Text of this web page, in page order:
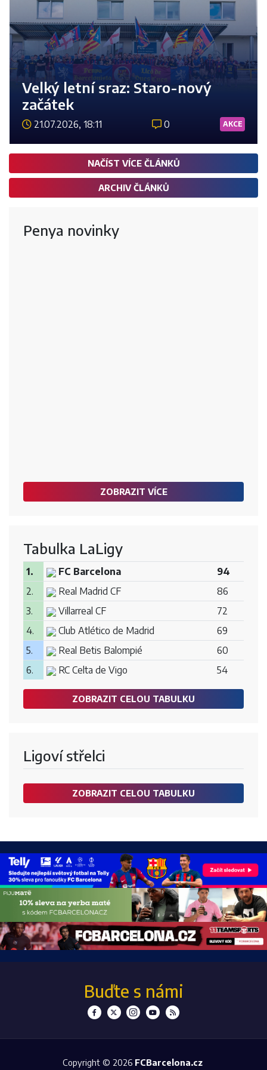
Velký letní sraz: Staro-nový
začátek
21.07.2026, 18:11 0 AKCE
NAČÍST VÍCE ČLÁNKŮ
ARCHIV ČLÁNKŮ
Penya novinky
ZOBRAZIT VÍCE
Tabulka LaLigy
1. FC Barcelona
94
2.
Real Madrid CF
86
3.
Villarreal CF
72
4.
Club Atlético de Madrid
69
5.
Real Betis Balompié
60
6.
RC Celta de Vigo 54
ZOBRAZIT CELOU TABULKU
Ligoví střelci
ZOBRAZIT CELOU TABULKU
Buďte s námi
Copyright © 2026 FCBarcelona.cz